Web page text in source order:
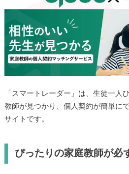
「スマートレーダー」は、生徒一人
教師が見つかり、個人契約が簡単に
サイトです。
ぴったりの家庭教師が必